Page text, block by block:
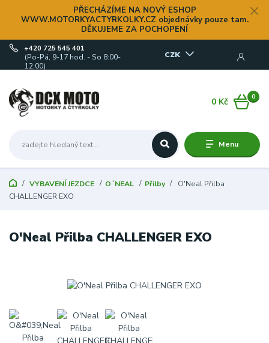
PŘECHÁZÍME NA NOVÝ ESHOP
WWW.MOTORKYACTYRKOLKY.CZ objednávky pouze tam.
DĚKUJEME ZA POCHOPENÍ
Menu
CZK
+420 725 545 401
(Po-Pá, 9-17 hod. - So 8:00-
12:00)
0
0 Kč
VYBAVENÍ JEZDCE O´NEAL Přilby
O'Neal Přilba
CHALLENGER EXO
O'Neal Přilba CHALLENGER EXO